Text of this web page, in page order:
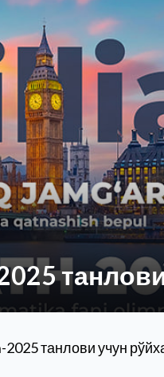
танлови учун